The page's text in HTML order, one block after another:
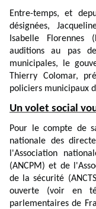
Entre-temps, et
désignées,
Isabelle Florennes
auditions au pas
municipales, le
Thierry Colomar,
policiers municipaux
Un volet social
Pour le compte de
nationale des
l'Association
(ANCPM) et de
de la sécurité
ouverte (voir en
parlementaires de